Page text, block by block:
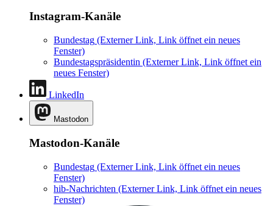
Instagram-Kanäle
Bundestag (Externer Link, Link öffnet ein neues
Fenster)
Bundestagspräsidentin (Externer Link, Link öffnet ein
neues Fenster)
LinkedIn
Mastodon
Mastodon-Kanäle
Bundestag (Externer Link, Link öffnet ein neues
Fenster)
hib-Nachrichten (Externer Link, Link öffnet ein neues
Fenster)